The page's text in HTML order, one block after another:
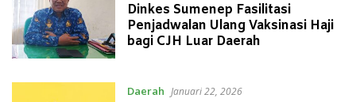
Dinkes Sumenep Fasilitasi
Penjadwalan Ulang Vaksinasi Haji
bagi CJH Luar Daerah
Daerah Januari 22, 2026